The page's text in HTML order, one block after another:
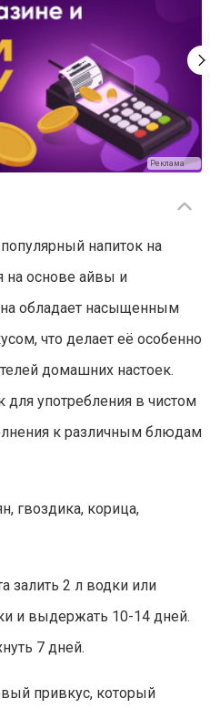
Реклама
напиток на
на основе айвы и
обладает насыщенным
что делает её особенно
домашних настоек.
для употребления в чистом
к различным блюдам
гвоздика, корица,
залить 2 л водки или
и выдержать 10-14 дней.
7 дней.
привкус, который